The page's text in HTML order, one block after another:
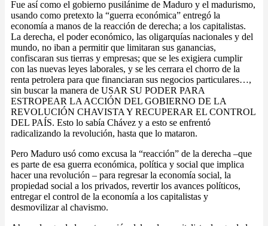
Fue así como el gobierno pusilánime de Maduro y el madurismo,
usando como pretexto la “guerra económica” entregó la
economía a manos de la reacción de derecha; a los capitalistas.
La derecha, el poder económico, las oligarquías nacionales y del
mundo, no iban a permitir que limitaran sus ganancias,
confiscaran sus tierras y empresas; que se les exigiera cumplir
con las nuevas leyes laborales, y se les cerrara el chorro de la
renta petrolera para que financiaran sus negocios particulares…,
sin buscar la manera de USAR SU PODER PARA
ESTROPEAR LA ACCIÓN DEL GOBIERNO DE LA
REVOLUCIÓN CHAVISTA Y RECUPERAR EL CONTROL
DEL PAÍS. Esto lo sabía Chávez y a esto se enfrentó
radicalizando la revolución, hasta que lo mataron.
Pero Maduro usó como excusa la “reacción” de la derecha –que
es parte de esa guerra económica, política y social que implica
hacer una revolución – para regresar la economía social, la
propiedad social a los privados, revertir los avances políticos,
entregar el control de la economía a los capitalistas y
desmovilizar al chavismo.